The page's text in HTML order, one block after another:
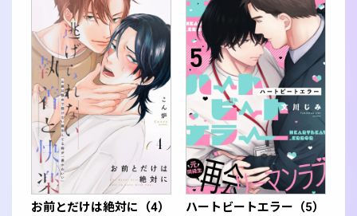
お前とだけは絶対に（4） ハートビートエラー（5）